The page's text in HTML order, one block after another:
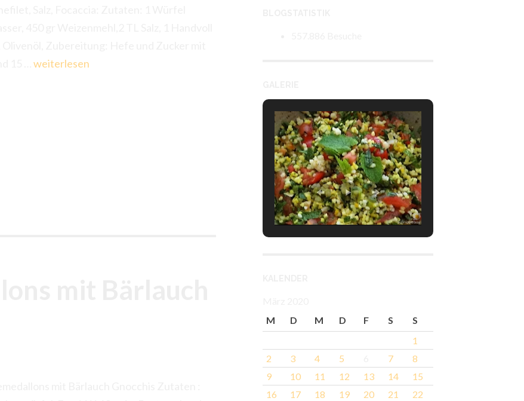
Mediteran
weiterlesen
M
D M D F S
S
1
2
3 4 5 7
8
9
10 11 12 13 14
15
16
17 18 19 20 21
22